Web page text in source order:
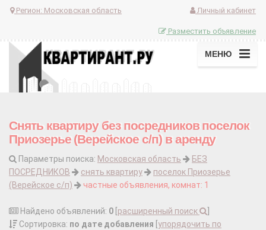
Регион: Московская область Личный кабинет
Разместить объявление
МЕНЮ
Снять квартиру без посредников поселок
Приозерье (Верейское с/п) в аренду
Параметры поиска: Московская область
БЕЗ
ПОСРЕДНИКОВ
снять квартиру
поселок Приозерье
(Верейское с/п)
частные объявления, комнат: 1
Найдено объявлений: 0 расширенный поиск
Сортировка: по дате добавления упорядочить по